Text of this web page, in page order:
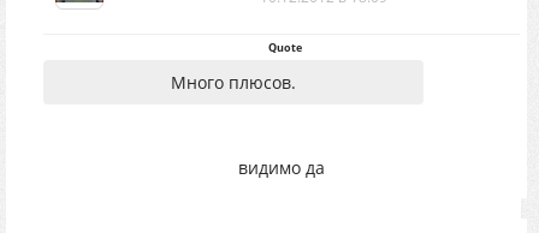
Quote
Много плюсов.
видимо да